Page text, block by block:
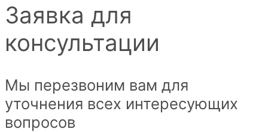
Заявка для
консультации
Мы перезвоним вам для
уточнения всех интересующих
вопросов